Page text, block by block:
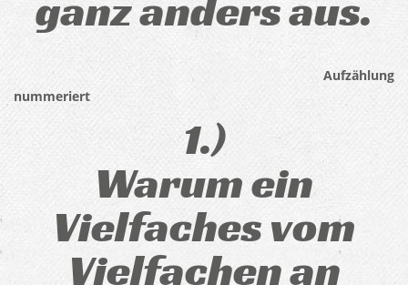
Aufzählung
nummeriert
1.)
Warum ein
Vielfaches vom
Vielfachen an